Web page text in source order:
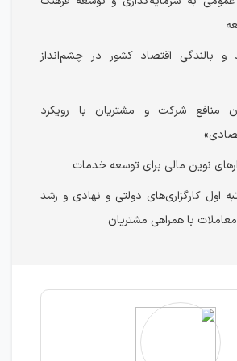
بالندگی اقتصاد کشور در چشم‌انداز
منافع شرکت و مشتریان با رویکرد
نوین مالی برای توسعه خدمات
اول کارگزاری‌های دولتی و نهادی و رشد
با همراهی مشتریان